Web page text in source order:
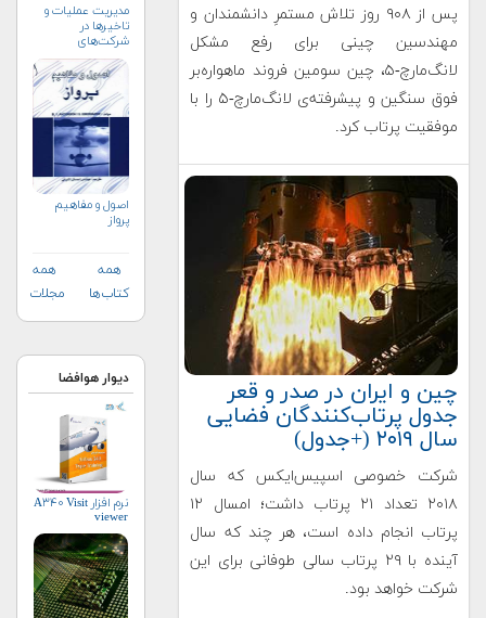
پس از ۹۰۸ روز تلاش مستمرِ دانشمندان و
مهندسین چینی برای رفع مشکل
لانگ‌مارچ-۵، چین سومین فروند ماهواره‌بر
فوق سنگین و پیشرفته‌ی لانگ‌مارچ-۵ را با
موفقیت پرتاب کرد.
چین و ایران در صدر و قعر
جدول پرتاب‌کنندگان فضایی
سال ۲۰۱۹ (+جدول)
شرکت خصوصی اسپیس‌ایکس که سال
۲۰۱۸ تعداد ۲۱ پرتاب داشت؛ امسال ۱۲
پرتاب انجام داده است، هر چند که سال
آینده با ۲۹ پرتاب سالی طوفانی برای این
شرکت خواهد بود.
مدیریت عملیات و
تاخیرها در
شرکت‌های
هواپیمایی
اصول و مفاهیم
پرواز
همه
کتاب‌ها
همه
مجلات
دیوار هوافضا
نرم افزار A۳۴۰ Visit
viewer